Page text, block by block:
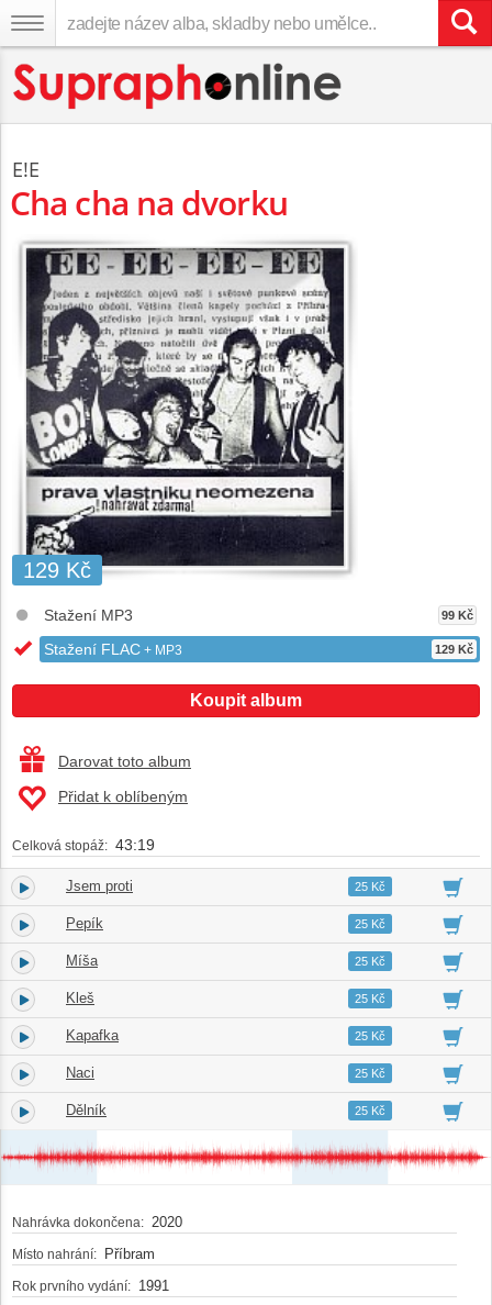
E!E
Cha cha na dvorku
129 Kč
Stažení MP3 99 Kč
Stažení FLAC + MP3 129 Kč
Koupit album
Darovat toto album
Přidat k oblíbeným
Celková stopáž: 43:19
1. Jsem proti 01:5325 Kč
2. Pepík 03:3525 Kč
3. Míša 02:3125 Kč
4. Kleš 02:5525 Kč
5. Kapafka 03:1325 Kč
6. Naci 02:0825 Kč
7. Dělník 02:3325 Kč
Nahrávka dokončena: 2020
Místo nahrání: Příbram
Rok prvního vydání: 1991